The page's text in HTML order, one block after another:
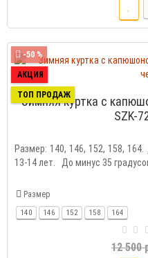
-50 %
АКЦИЯ
ТОП ПРОДАЖ
Зимняя куртка с
SZK-
Размер: 140, 146, 152, 158,
13-14 лет. До минус 35
Размер
140 146 152 158 164
12 500